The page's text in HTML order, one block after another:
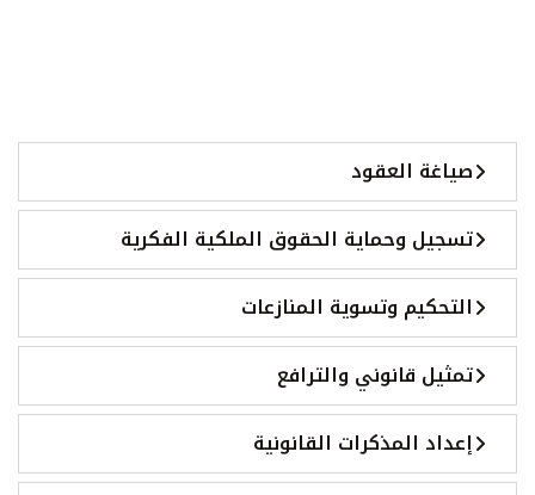
صياغة العقود
تسجيل وحماية الحقوق الملكية الفكرية
التحكيم وتسوية المنازعات
تمثيل قانوني والترافع
إعداد المذكرات القانونية